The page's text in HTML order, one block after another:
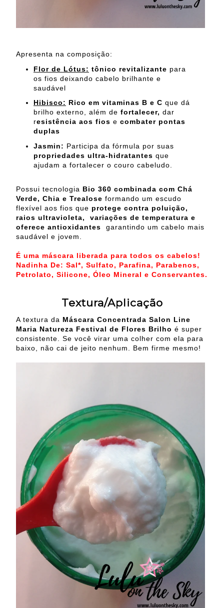
Apresenta na composição:
Flor de Lótus: tônico revitalizante para
os fios deixando cabelo brilhante e
saudável
Hibisco: Rico em vitaminas B e C que dá
brilho externo, além de fortalecer, dar
resistência aos fios e combater pontas
duplas
Jasmin: Participa da fórmula por suas
propriedades ultra-hidratantes que
ajudam a fortalecer o couro cabeludo.
Possui tecnologia Bio 360 combinada com Chá
Verde, Chia e Trealose formando um escudo
flexível aos fios que protege contra poluição,
raios ultravioleta, variações de temperatura e
oferece antioxidantes
garantindo um cabelo mais
saudável e jovem.
É uma máscara liberada para todos os cabelos!
Nadinha De: Sal*, Sulfato, Parafina, Parabenos,
Petrolato, Silicone, Óleo Mineral e Conservantes.
Textura/Aplicação
A textura da Máscara Concentrada Salon Line
Maria Natureza Festival de Flores Brilho é super
consistente. Se você virar uma colher com ela para
baixo, não cai de jeito nenhum. Bem firme mesmo!